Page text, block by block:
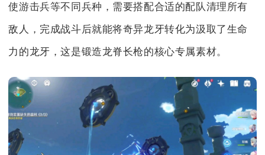
使游击兵等不同兵种，需要搭配合适的配队清理所有
敌人，完成战斗后就能将奇异龙牙转化为汲取了生命
力的龙牙，这是锻造龙脊长枪的核心专属素材。